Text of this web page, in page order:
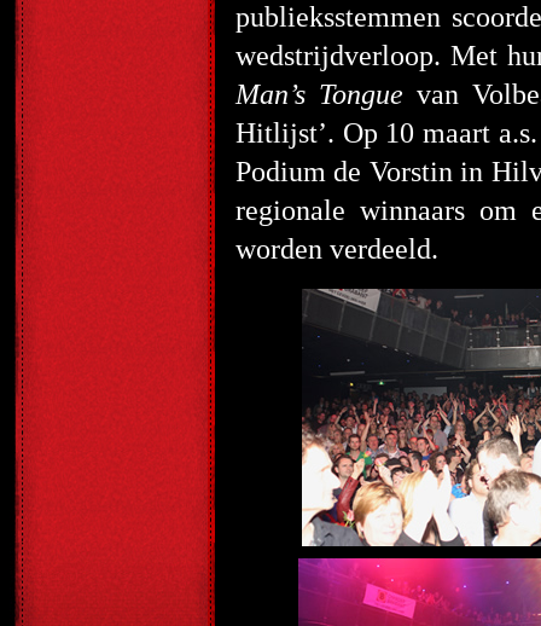
publieksstemmen
wedstrijdverloop. Met
Man’s Tongue van
Hitlijst’. Op 10 maart
Podium de Vorstin in
regionale winnaars om
worden verdeeld.